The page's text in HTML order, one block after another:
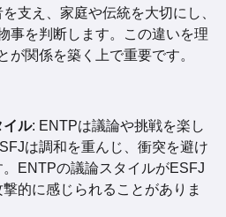
支え、家庭や伝統を大切にし、
事を判断します。この違いを理
が関係を築く上で重要です。
イル: ENTPは議論や挑戦を楽し
は調和を重んじ、衝突を避け
。ENTPの議論スタイルがESFJ
的に感じられることがありま